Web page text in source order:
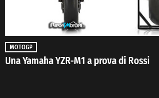
MOTOGP
Una Yamaha YZR-M1 a prova di Rossi